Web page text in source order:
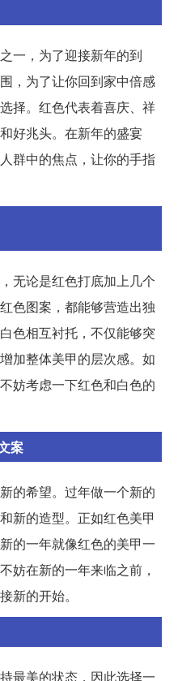
一，为了迎接新年的到
，为了让你回到家中倍感
择。红色代表着喜庆、祥
好兆头。在新年的盛宴
群中的焦点，让你的手指
无论是红色打底加上几个
色图案，都能够营造出独
色相互衬托，不仅能够突
加整体美甲的层次感。如
妨考虑一下红色和白色的
案
的希望。过年做一个新的
新的造型。正如红色美甲
的一年就像红色的美甲一
妨在新的一年来临之前，
新的开始。
最美的状态，因此选择一